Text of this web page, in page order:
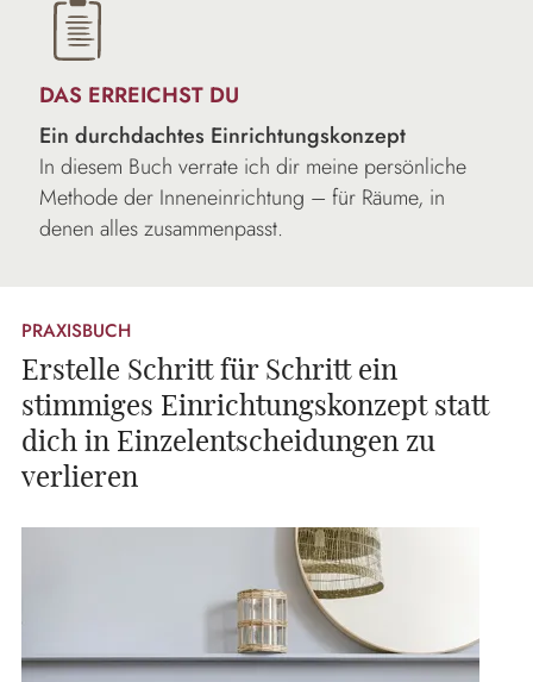
DAS ERREICHST DU
Ein durchdachtes Einrichtungskonzept
In diesem Buch verrate ich dir meine persönliche
Methode der Inneneinrichtung – für Räume, in
denen alles zusammenpasst.
PRAXISBUCH
Erstelle Schritt für Schritt ein
stimmiges Einrichtungskonzept statt
dich in Einzelentscheidungen zu
verlieren